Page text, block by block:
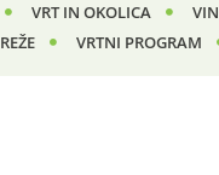
VRT IN OKOLICA
VRTNI PROGRAM